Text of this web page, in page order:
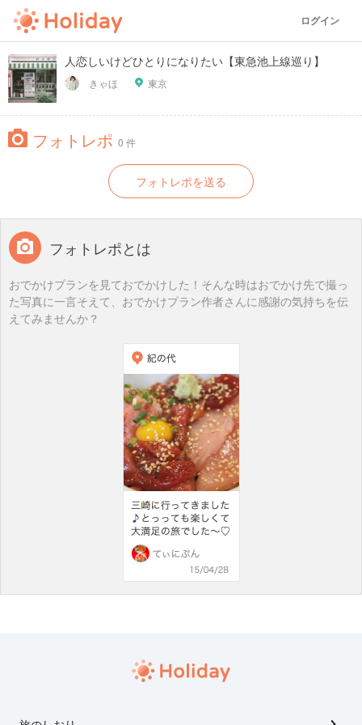
ログイン
人恋しいけどひとりになりたい【東急池上線巡り】
きゃほ 東京
フォトレポ 0 件
フォトレポを送る
フォトレポとは
おでかけプランを見ておでかけした！そんな時はおでかけ先で撮っ
た写真に一言そえて、おでかけプラン作者さんに感謝の気持ちを伝
えてみませんか？